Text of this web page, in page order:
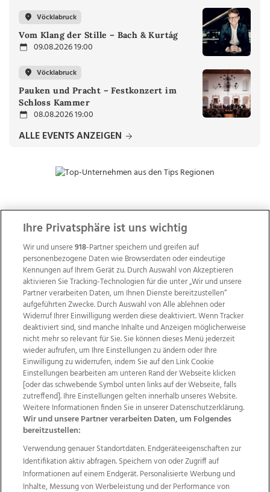
Vöcklabruck
Vom Klang der Stille – Bach & Kurtág
09.08.2026 19:00
Vöcklabruck
Pauken und Pracht – Festkonzert im
Schloss Kammer
08.08.2026 19:00
ALLE EVENTS ANZEIGEN
ZUR NACHRICHTENÜBERSICHT
Wir über uns Mediadaten Kontakt
Jobs
Datenschutz
Impressum
AGB Anzeigekunden
AGB Website
Ehrenkodex Politische Werbung
Weitere Angebote des Medienhauses Wimmer
TV1 di-mog-i.at OÖNow
Ischler Woche
Life Radio
OÖNachrichten
OÖN Immobilien
Ihre Privatsphäre ist uns wichtig
Wir und unsere918-Partner speichern und greifen auf
personenbezogene Daten wie Browserdaten oder eindeutige
Kennungen auf Ihrem Gerät zu. Durch Auswahl von Akzeptieren
aktivieren Sie Tracking-Technologien für die unter „Wir und unsere
Partner verarbeiten Daten, um Ihnen Dienste bereitzustellen“
aufgeführten Zwecke. Durch Auswahl von Alle ablehnen oder
Widerruf Ihrer Einwilligung werden diese deaktiviert. Wenn Tracker
deaktiviert sind, sind manche Inhalte und Anzeigen möglicherweise
nicht mehr so relevant für Sie. Sie können dieses Menü jederzeit
wieder aufrufen, um Ihre Einstellungen zu ändern oder Ihre
Einwilligung zu widerrufen, indem Sie auf den Link Cookie
Einstellungen bearbeiten am unteren Rand der Webseite klicken
[oder das schwebende Symbol unten links auf der Webseite, falls
zutreffend]. Ihre Einstellungen gelten innerhalb unseres Website.
Weitere Informationen finden Sie in unserer Datenschutzerklärung.
Wir und unsere Partner verarbeiten Daten, um Folgendes
bereitzustellen:
Verwendung genauer Standortdaten. Endgeräteeigenschaften zur
Identifikation aktiv abfragen. Speichern von oder Zugriff auf
Informationen auf einem Endgerät. Personalisierte Werbung und
Inhalte, Messung von Werbeleistung und der Performance von